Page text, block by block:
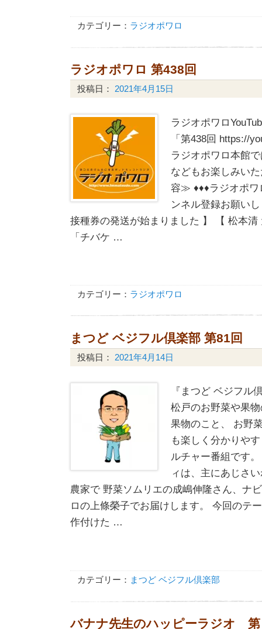
カテゴリー： ラジオポワロ
ラジオポワロ 第438回
投稿日： 2021年4月15日
ラジオポワロ
「第438回 https://
ラジオポワロ本館
などもお楽しみい
容≫ ♦♦♦ラジオポワ
ンネル登録お願い
接種券の発送が始まりました 】 【 松本
「チバケ …
カテゴリー： ラジオポワロ
まつど ベジフル倶楽部 第81回
投稿日： 2021年4月14日
『まつど ベジフル
松戸のお野菜や果
果物のこと、 お野
も楽しく分かりや
ルチャー番組です
ィは、主にあじさ
農家で 野菜ソムリエの成嶋伸隆さん、ナ
ロの上條榮子でお届けします。 今回のテ
作付けた …
カテゴリー： まつど ベジフル倶楽部
バナナ先生のハッピーラジオ